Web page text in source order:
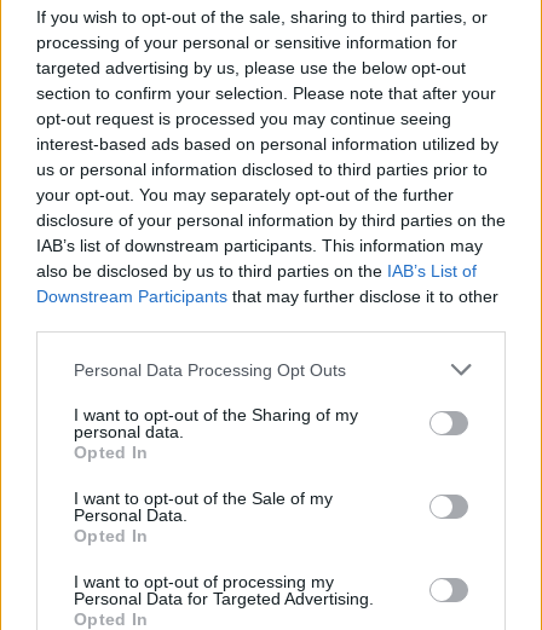
If you wish to opt-out of the sale, sharing to third parties, or
processing of your personal or sensitive information for
targeted advertising by us, please use the below opt-out
section to confirm your selection. Please note that after your
opt-out request is processed you may continue seeing
interest-based ads based on personal information utilized by
us or personal information disclosed to third parties prior to
your opt-out. You may separately opt-out of the further
disclosure of your personal information by third parties on the
IAB’s list of downstream participants. This information may
also be disclosed by us to third parties on the IAB’s List of
Downstream Participants that may further disclose it to other
Personal Data Processing Opt Outs
I want to opt-out of the Sharing of my
personal data.
Opted In
I want to opt-out of the Sale of my
Personal Data.
Opted In
I want to opt-out of processing my
Personal Data for Targeted Advertising.
Opted In
οποίας εκδόθηκε εντολή προσωρινής σύλληψης της
Εισαγγελίας Εφετών Ναυπλίου για εμπόριο ή
προμήθεια ναρκωτικών ή διεγερτικών ουσιών.
Διάβασε σχετικά
Στην Ηλεία εντοπίστηκαν οι γονείς του
βρέφους που το άφησαν να κλαίει σε
μπαλκόνι της Θεσσαλονίκης
42χρονος "μπούκαρε" σε σπίτι για να κλέψει
δύο δοχεία... λάδι!
Το Αστυνομικό Τμήμα Βόρειας Κυνουρίας
εξιχνίασε κλοπή που έγινε το 2017 στη Νέα Κίο
Εγκληματική ομάδα που είχε διαπράξει 31
απάτες, κλοπές και απόπειρες απάτης σε 7
μήνες εξιχνίασε η ΕΛ.ΑΣ.